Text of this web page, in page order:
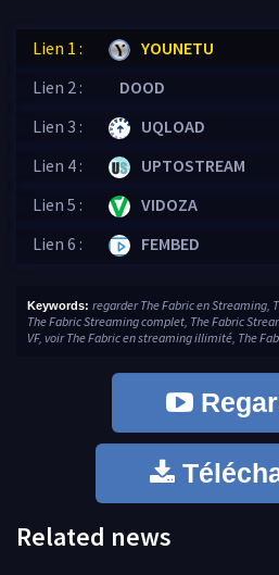
Lien 1 :
YOUNETU
Lien 2 :
DOOD
Lien 3 :
UQLOAD
Lien 4 :
UPTOSTREAM
Lien 5 :
VIDOZA
Lien 6 :
FEMBED
Keywords: regarder The Fabric en Streaming,
The Fabric Streaming complet, The Fabric
VF, voir The Fabric en streaming illimité, The
Related news